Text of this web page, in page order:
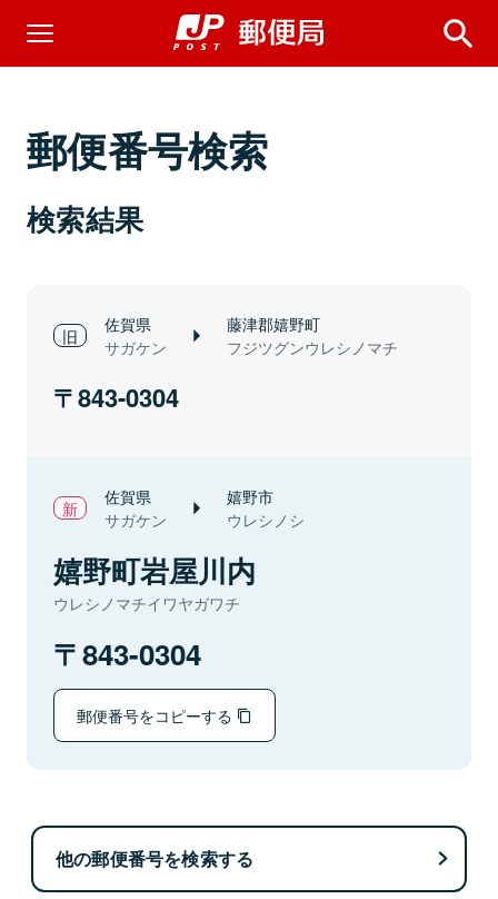
郵便番号検索
検索結果
佐賀県
サガケン
藤津郡嬉野町
フジツグンウレシノマチ
843-0304
佐賀県
サガケン
嬉野市
ウレシノシ
嬉野町岩屋川内
ウレシノマチイワヤガワチ
843-0304
郵便番号をコピーする
他の郵便番号を検索する